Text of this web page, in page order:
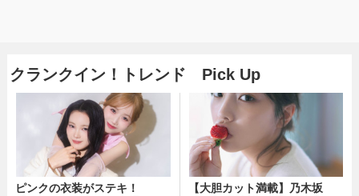
クランクイン！トレンド Pick Up
ピンクの衣装がステキ！
【大胆カット満載】乃木坂